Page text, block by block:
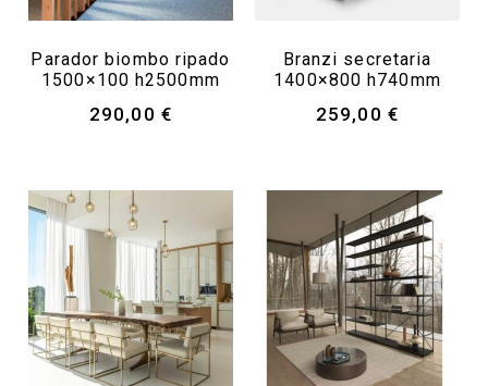
Parador biombo ripado
1500×100 h2500mm
290,00 €
Branzi secretaria
1400×800 h740mm
259,00 €